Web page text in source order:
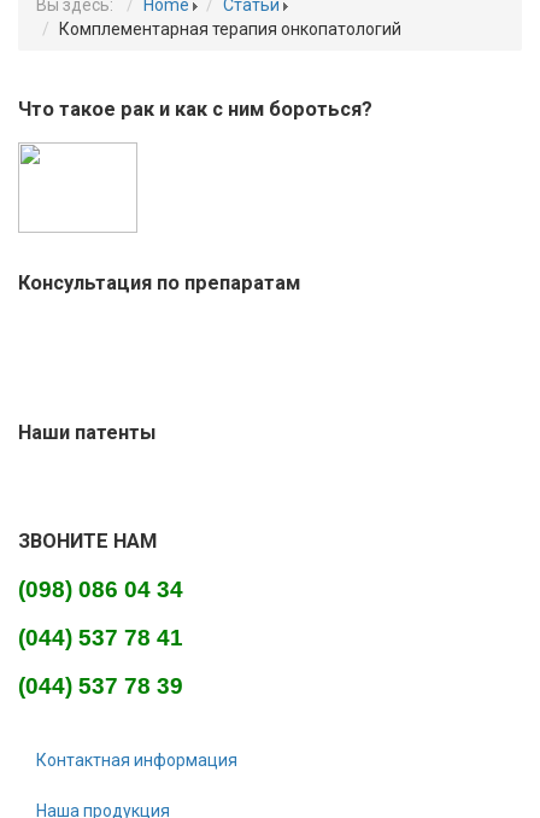
Вы здесь: Home
Статьи
Комплементарная терапия онкопатологий
Что такое рак и как с ним бороться?
Консультация по препаратам
Наши патенты
ЗВОНИТЕ НАМ
(098) 086 04 34
(044) 537 78 41
(044) 537 78 39
Контактная информация
Наша продукция